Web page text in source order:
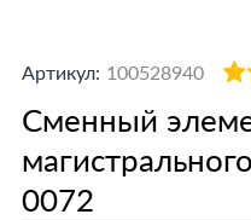
Артикул: 100528940
Сменный
0072